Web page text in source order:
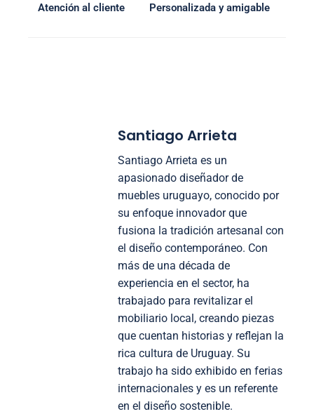
Atención al cliente
Personalizada y amigable
Santiago Arrieta
Santiago Arrieta es un
apasionado diseñador de
muebles uruguayo, conocido por
su enfoque innovador que
fusiona la tradición artesanal con
el diseño contemporáneo. Con
más de una década de
experiencia en el sector, ha
trabajado para revitalizar el
mobiliario local, creando piezas
que cuentan historias y reflejan la
rica cultura de Uruguay. Su
trabajo ha sido exhibido en ferias
internacionales y es un referente
en el diseño sostenible.